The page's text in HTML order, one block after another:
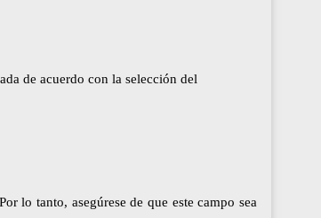
de acuerdo con la selección del
lo tanto, asegúrese de que este campo sea